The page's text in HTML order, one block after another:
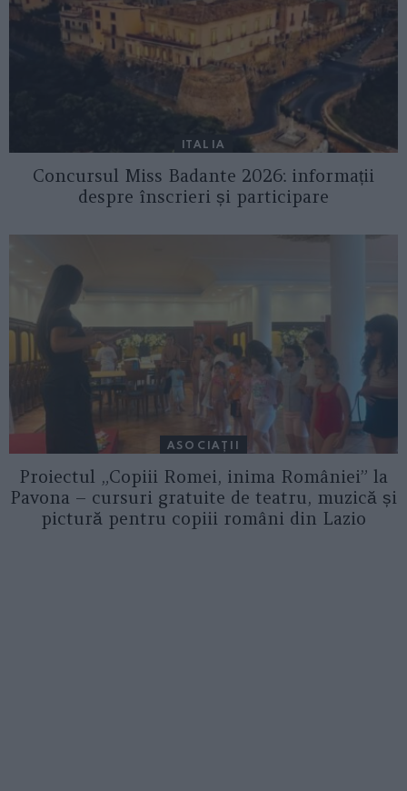
ITALIA
Concursul Miss Badante 2026: informații
despre înscrieri și participare
ASOCIAŢII
Proiectul „Copiii Romei, inima României” la
Pavona – cursuri gratuite de teatru, muzică și
pictură pentru copiii români din Lazio